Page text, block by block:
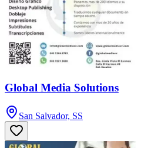
Global Media Solutions
San Salvador, SS